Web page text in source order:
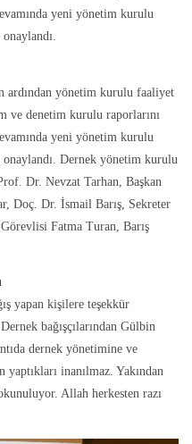
yeni yönetim kurulu
ardından yönetim kurulu faaliyet
ve denetim kurulu raporlarını
yeni yönetim kurulu
Dernek yönetim kurulu
Dr. Nevzat Tarhan, Başkan
Doç. Dr. İsmail Barış, Sekreter
Fatma Turan, Barış
yapan kişilere teşekkür
bağışçılarından Gülbin
dernek yönetimine ve
yaptıkları inanılmaz. Yakından
Allah herkesten razı